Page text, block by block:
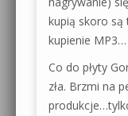
kupią skoro są
kupienie MP3…
Co do płyty
zła. Brzmi na